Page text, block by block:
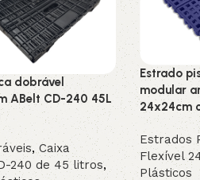
dobrável
ABelt CD-240 45L
, Caixa
240 de 45 litros,
Estrado
modular
24x24cm
Estrados
Flexível
Plásticos